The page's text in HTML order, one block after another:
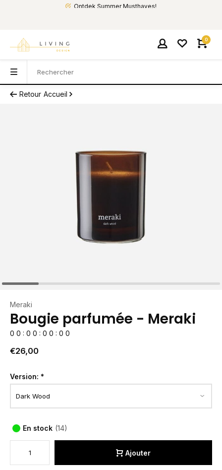
Ontdek Summer Musthaves!
0
Retour Accueil
Meraki
Bougie parfumée - Meraki
0 0 : 0 0 : 0 0 : 0 0
€26,00
Version: *
En stock (14)
Ajouter